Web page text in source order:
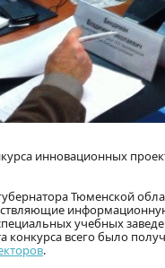
инновационных
Тюменской
учебных
конкурса всего было
.